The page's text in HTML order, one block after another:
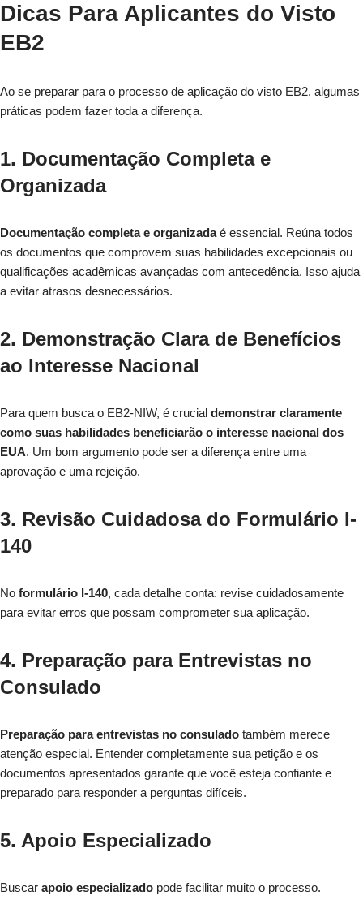
Dicas Para Aplicantes do Visto
EB2
Ao se preparar para o processo de aplicação do visto EB2, algumas
práticas podem fazer toda a diferença.
1. Documentação Completa e
Organizada
Documentação completa e organizadaé essencial. Reúna todos
os documentos que comprovem suas habilidades excepcionais ou
qualificações acadêmicas avançadas com antecedência. Isso ajuda
a evitar atrasos desnecessários.
2. Demonstração Clara de Benefícios
ao Interesse Nacional
Para quem busca o EB2-NIW, é crucial demonstrar claramente
como suas habilidades beneficiarão o interesse nacional dos
EUA. Um bom argumento pode ser a diferença entre uma
aprovação e uma rejeição.
3. Revisão Cuidadosa do Formulário I-
140
No formulário I-140, cada detalhe conta: revise cuidadosamente
para evitar erros que possam comprometer sua aplicação.
4. Preparação para Entrevistas no
Consulado
Preparação para entrevistas no consulado também merece
atenção especial. Entender completamente sua petição e os
documentos apresentados garante que você esteja confiante e
preparado para responder a perguntas difíceis.
5. Apoio Especializado
Buscar apoio especializado pode facilitar muito o processo.